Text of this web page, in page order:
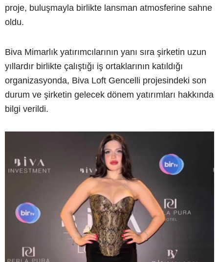
proje, buluşmayla birlikte lansman atmosferine sahne
oldu.
Biva Mimarlık yatırımcılarının yanı sıra şirketin uzun
yıllardır birlikte çalıştığı iş ortaklarının katıldığı
organizasyonda, Biva Loft Gencelli projesindeki son
durum ve şirketin gelecek dönem yatırımları hakkında
bilgi verildi.